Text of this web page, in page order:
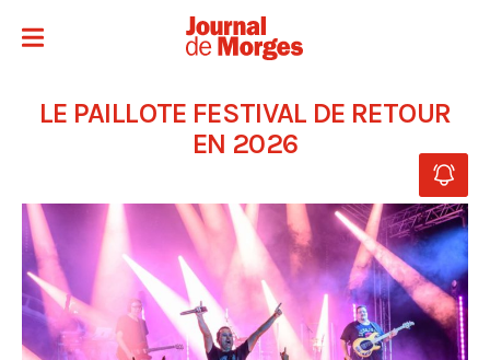
LE PAILLOTE FESTIVAL DE RETOUR
EN 2026